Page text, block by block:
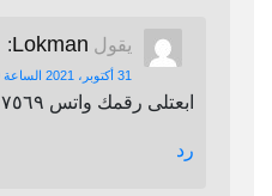
يقول Lokman
:
31 أكتوبر، 2021 الساعة 10:59 م
ابعتلى رقمك واتس ٠١٠٦٨٥٠٧٥٦٩
رد